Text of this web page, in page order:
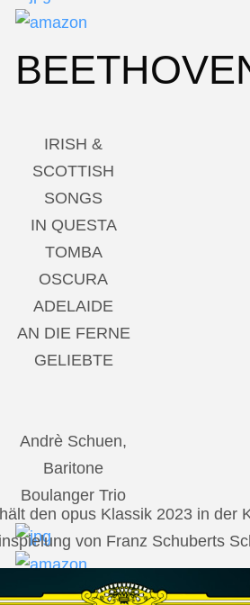
IRISH &
SCOTTISH
SONGS
IN QUESTA
TOMBA
OSCURA
ADELAIDE
AN DIE FERNE
GELIEBTE
Andrè Schuen,
Baritone
Boulanger Trio
den opus Klassik 2023 in der
von Franz Schuberts